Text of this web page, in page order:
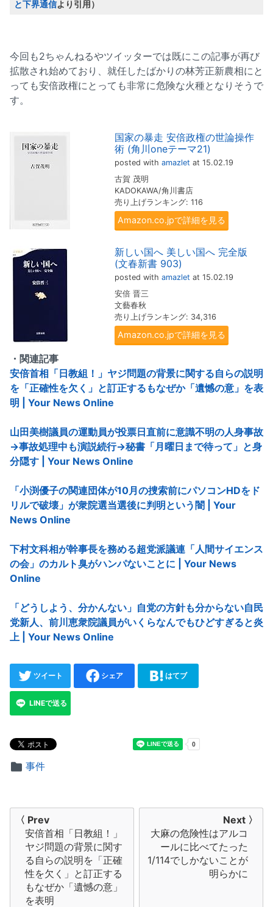
と下界通信より引用）
今回も2ちゃんねるやツイッターでは既にこの記事が再び
拡散され始めており、就任したばかりの林芳正新農相にと
っても安倍政権にとっても非常に危険な火種となりそうで
す。
国家の暴走 安倍政権の世論操作
術 (角川oneテーマ21)
posted with amazlet at 15.02.19
古賀 茂明
KADOKAWA/角川書店
売り上げランキング: 116
Amazon.co.jpで詳細を見る
新しい国へ 美しい国へ 完全版
(文春新書 903)
posted with amazlet at 15.02.19
安倍 晋三
文藝春秋
売り上げランキング: 34,316
Amazon.co.jpで詳細を見る
・関連記事
安倍首相「日教組！」ヤジ問題の背景に関する自らの説明
を「正確性を欠く」と訂正するもなぜか「遺憾の意」を表
明 | Your News Online
山田美樹議員の運動員が投票日直前に意識不明の人身事故
→事故処理中も演説続行→秘書「月曜日まで待って」と身
分隠す | Your News Online
「小渕優子の関連団体が10月の捜索前にパソコンHDをド
リルで破壊」が衆院選当選後に判明という闇 | Your
News Online
下村文科相が幹事長を務める超党派議連「人間サイエンス
の会」のカルト臭がハンパないことに | Your News
Online
「どうしよう、分かんない」自党の方針も分からない自民
党新人、前川恵衆院議員がいくらなんでもひどすぎると炎
上 | Your News Online
ツイート シェア はてブ
LINEで送る
事件
〈 Prev
安倍首相「日教組！」
ヤジ問題の背景に関す
る自らの説明を「正確
性を欠く」と訂正する
もなぜか「遺憾の意」
を表明
Next 〉
大麻の危険性はアルコ
ールに比べてたった
1/114でしかないことが
明らかに